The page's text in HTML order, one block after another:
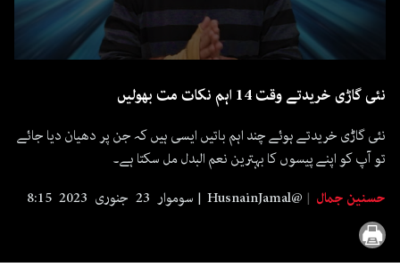
46
نئی گاڑی خریدتے وقت 14 اہم نکات مت بھولیں
نئی گاڑی خریدتے ہوئے چند اہم باتیں ایسی ہیں کہ جن پر دھیان دیا جائے
تو آپ کو اپنے پیسوں کا بہترین نعم البدل مل سکتا ہے۔
حسنین جمال
HusnainJamal@ سوموار 23 جنوری 2023 8:15